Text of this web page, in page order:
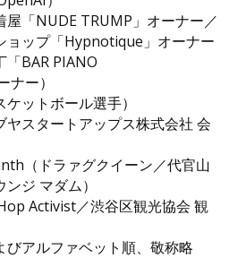
屋「NUDE TRUMP」オーナー／
ョップ「Hypnotique」オーナー
「BAR PIANO
ナー）
ットボール選手）
ヤスタートアップス株式会社 会
（ドラァグクイーン／代官山
ジ マダム）
Activist／渋谷区観光協会 観
アルファベット順、敬称略